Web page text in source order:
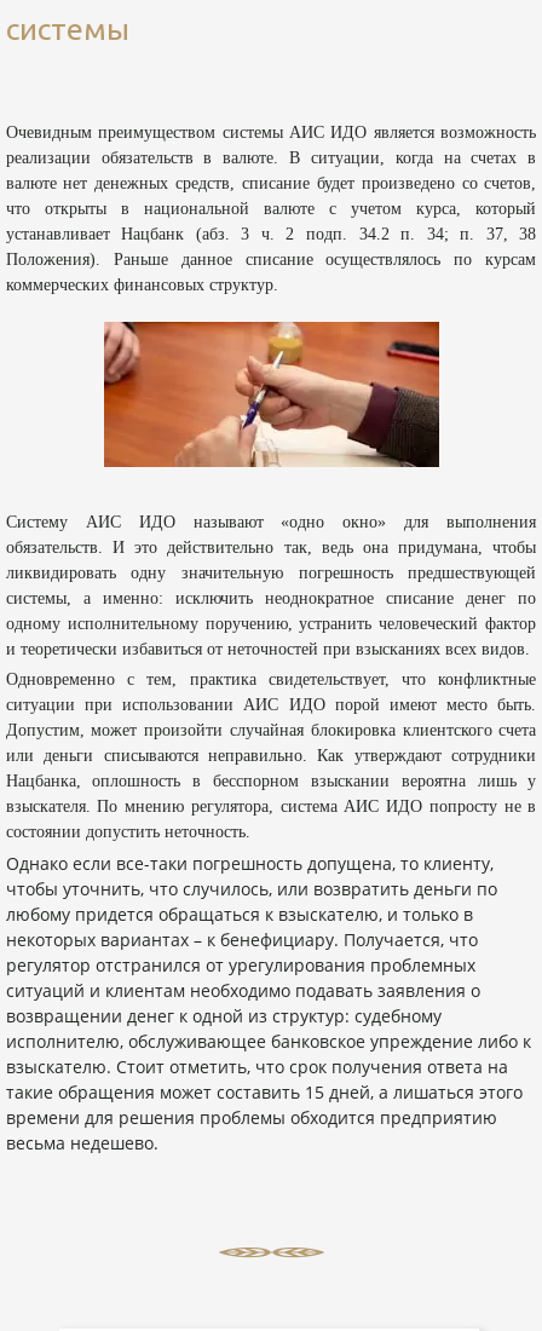
системы
Очевидным преимуществом системы АИС ИДО является возможность
реализации обязательств в валюте. В ситуации, когда на счетах в
валюте нет денежных средств, списание будет произведено со счетов,
что открыты в национальной валюте с учетом курса, который
устанавливает Нацбанк (абз. 3 ч. 2 подп. 34.2 п. 34; п. 37, 38
Положения). Раньше данное списание осуществлялось по курсам
коммерческих финансовых структур.
Систему АИС ИДО называют «одно окно» для выполнения
обязательств. И это действительно так, ведь она придумана, чтобы
ликвидировать одну значительную погрешность предшествующей
системы, а именно: исключить неоднократное списание денег по
одному исполнительному поручению, устранить человеческий фактор
и теоретически избавиться от неточностей при взысканиях всех видов.
Одновременно с тем, практика свидетельствует, что конфликтные
ситуации при использовании АИС ИДО порой имеют место быть.
Допустим, может произойти случайная блокировка клиентского счета
или деньги списываются неправильно. Как утверждают сотрудники
Нацбанка, оплошность в бесспорном взыскании вероятна лишь у
взыскателя. По мнению регулятора, система АИС ИДО попросту не в
состоянии допустить неточность.
Однако если все-таки погрешность допущена, то клиенту,
чтобы уточнить, что случилось, или возвратить деньги по
любому придется обращаться к взыскателю, и только в
некоторых вариантах – к бенефициару. Получается, что
регулятор отстранился от урегулирования проблемных
ситуаций и клиентам необходимо подавать заявления о
возвращении денег к одной из структур: судебному
исполнителю, обслуживающее банковское упреждение либо к
взыскателю. Стоит отметить, что срок получения ответа на
такие обращения может составить 15 дней, а лишаться этого
времени для решения проблемы обходится предприятию
весьма недешево.